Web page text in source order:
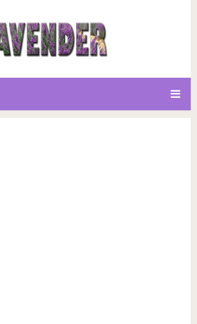
«Не надо бояться
маленьких доходов» — 17